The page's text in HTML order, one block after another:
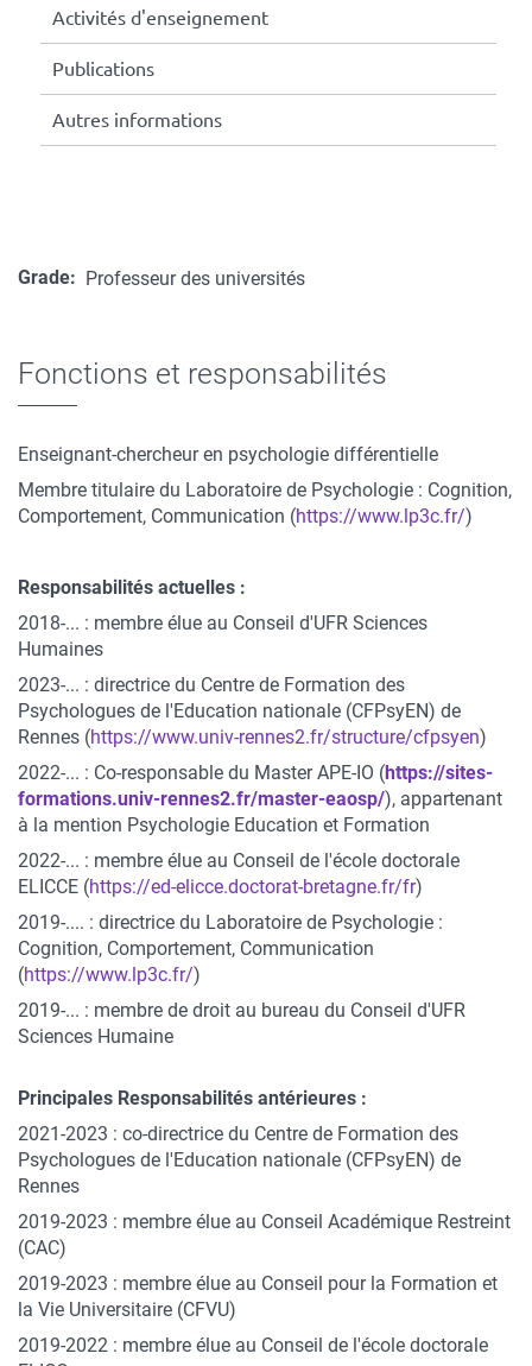
Activités d'enseignement
Publications
Autres informations
Grade Professeur des universités
Fonctions et responsabilités
Enseignant-chercheur en psychologie différentielle
Membre titulaire du Laboratoire de Psychologie : Cognition,
Comportement, Communication (https://www.lp3c.fr/)
Responsabilités actuelles :
2018-... : membre élue au Conseil d'UFR Sciences
Humaines
2023-... : directrice du Centre de Formation des
Psychologues de l'Education nationale (CFPsyEN) de
Rennes (https://www.univ-rennes2.fr/structure/cfpsyen)
2022-... : Co-responsable du Master APE-IO (https://sites-
formations.univ-rennes2.fr/master-eaosp/), appartenant
à la mention Psychologie Education et Formation
2022-... : membre élue au Conseil de l'école doctorale
ELICCE (https://ed-elicce.doctorat-bretagne.fr/fr)
2019-.... : directrice du Laboratoire de Psychologie :
Cognition, Comportement, Communication
(https://www.lp3c.fr/)
2019-... : membre de droit au bureau du Conseil d'UFR
Sciences Humaine
Principales Responsabilités antérieures :
2021-2023 : co-directrice du Centre de Formation des
Psychologues de l'Education nationale (CFPsyEN) de
Rennes
2019-2023 : membre élue au Conseil Académique Restreint
(CAC)
2019-2023 : membre élue au Conseil pour la Formation et
la Vie Universitaire (CFVU)
2019-2022 : membre élue au Conseil de l'école doctorale